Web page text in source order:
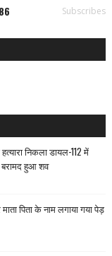
Subscribes
निकला डायल-112 में
बरामद हुआ शव
पिता के नाम लगाया गया पेड़